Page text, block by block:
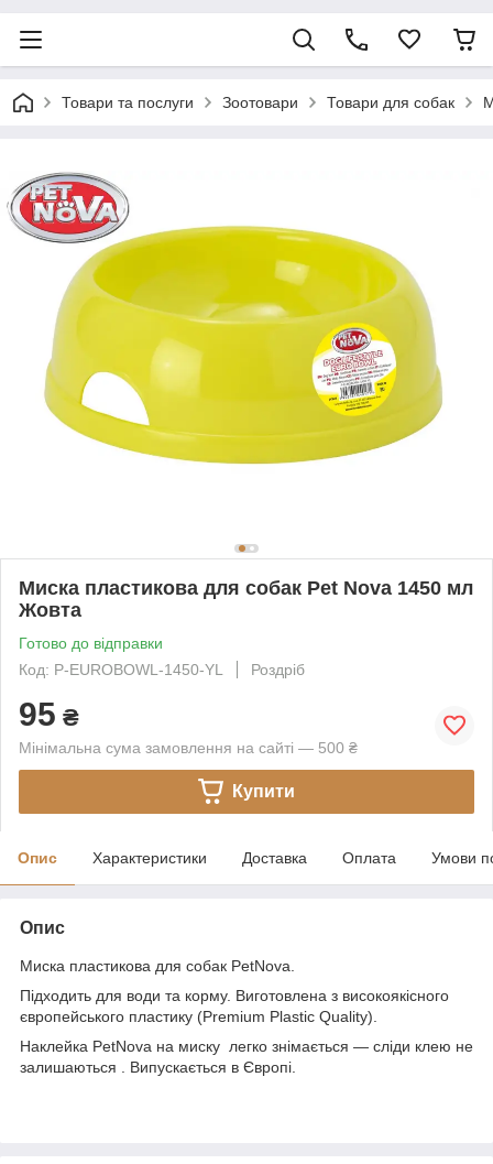
Товари та послуги Зоотовари Товари для собак
Миска пластикова для собак Pet Nova 1450 мл
Жовта
Готово до відправки
Код: P-EUROBOWL-1450-YL
Роздріб
95 ₴
Мінімальна сума замовлення на сайті — 500 ₴
Купити
Опис Характеристики Доставка Оплата Умови
Опис
Миска пластикова для собак PetNova.
Підходить для води та корму. Виготовлена з високоякісного
європейського пластику (Premium Plastic Quality).
Наклейка PetNova на миску легко знімається — сліди клею не
залишаються . Випускається в Європі.